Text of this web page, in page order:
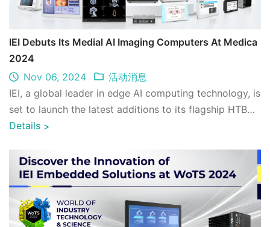
IEI Debuts Its Medial AI Imaging Computers At Medica
2024
Nov 06, 2024
活动消息
IEI, a global leader in edge AI computing technology, is
set to launch the latest additions to its flagship HTB
Series Medical AI Imaging Co ...
Details >